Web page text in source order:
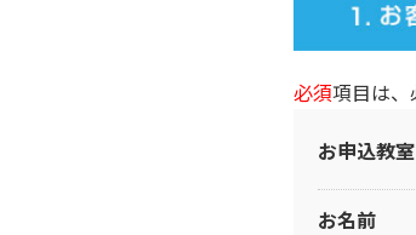
必須項目は、
お申込教室
お名前